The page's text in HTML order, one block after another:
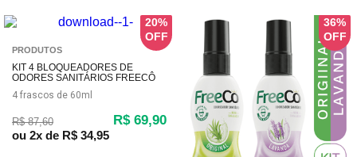
20%
PRODUTOS
KIT 4 BLOQUEADORES DE
ODORES SANITÁRIOS FREECÔ
ORIGINAL – 60ML CADA
4 frascos de 60ml
R$ 87,60 R$ 69,90
ou 2x de R$ 34,95
36%